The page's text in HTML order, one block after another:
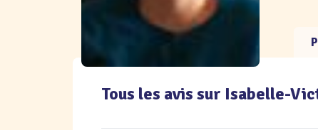
Tous les avis sur Isabelle-